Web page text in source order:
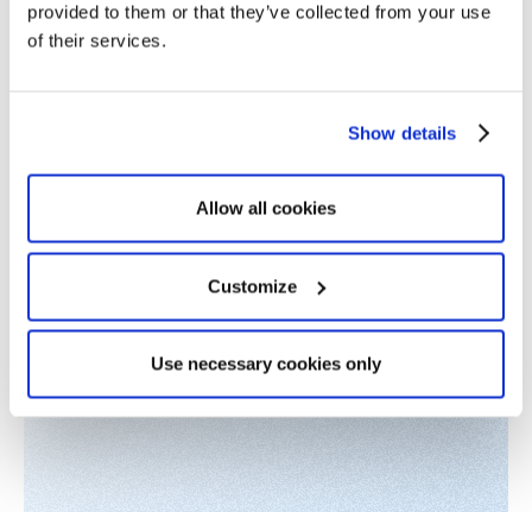
provided to them or that they’ve collected from your use
of their services.
Show details
Allow all cookies
Customize
Use necessary cookies only